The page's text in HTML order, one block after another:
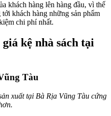
khách hàng lên hàng đầu, vì thế
khách hàng những sản phẩm
chi phí nhất.
kệ nhà sách tại
Tàu
xuất tại Bà Rịa Vũng Tàu cứng